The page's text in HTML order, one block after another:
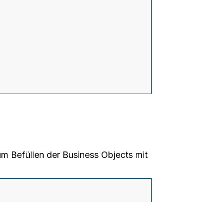
Befüllen der Business Objects mit